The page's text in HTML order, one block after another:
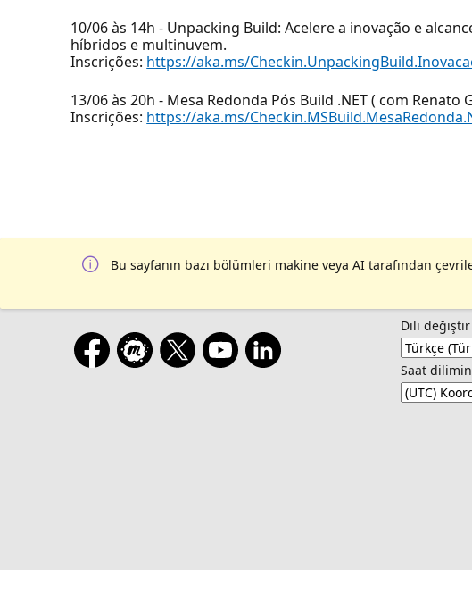
10/06 às 14h - Unpacking Build: Acelere a inovação e
híbridos e multinuvem.
Inscrições: https://aka.ms/
13/06 às 20h - Mesa Redonda Pós Build .NET ( com Renato
Inscrições: https://aka.ms/
Bu sayfanın bazı bölümleri makine veya AI tarafından
Dili değiştir
Saat